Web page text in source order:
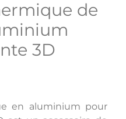
de
3D
en aluminium pour